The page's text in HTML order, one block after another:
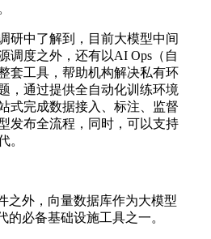
研中了解到，目前大模型中间
调度之外，还有以AI Ops（自
套工具，帮助机构解决私有环
，通过提供全自动化训练环境
式完成数据接入、标注、监督
发布全流程，同时，可以支持
。
之外，向量数据库作为大模型
的必备基础设施工具之一。